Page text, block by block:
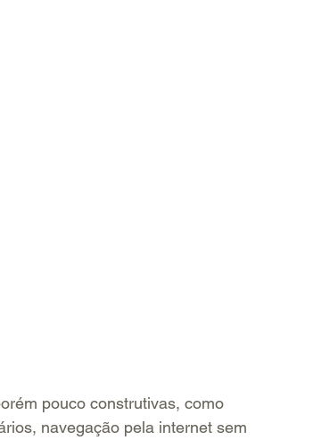
pouco construtivas, como
navegação pela internet sem